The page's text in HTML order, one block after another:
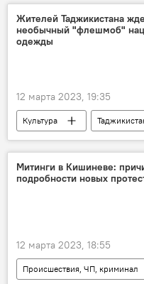
Жителей Таджикистана
необычный "флешмоб"
одежды
12 марта 2023, 19:35
Культура
Таджикистан Style
Митинги в Кишиневе:
подробности новых
12 марта 2023, 18:55
Происшествия, ЧП, криминал